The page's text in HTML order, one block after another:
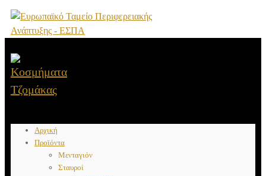
Αρχική
Προϊόντα
Μενταγιόν
Σταυροί